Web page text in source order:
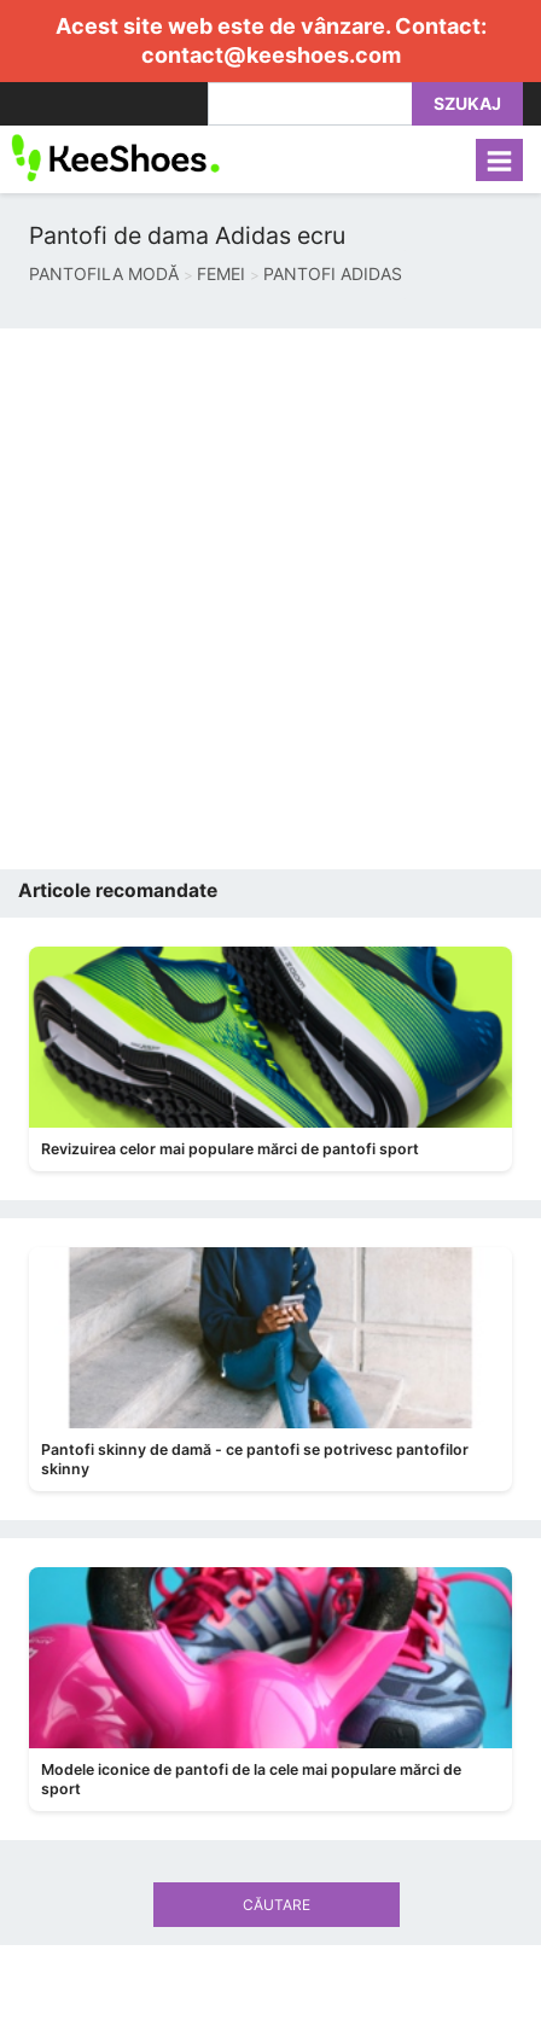
Acest site web este de vânzare. Contact:
contact@keeshoes.com
SZUKAJ
Pantofi de dama Adidas ecru
PANTOFILA MODĂ FEMEI PANTOFI ADIDAS
Articole recomandate
Revizuirea celor mai populare mărci de pantofi sport
Pantofi skinny de damă - ce pantofi se potrivesc pantofilor
skinny
Modele iconice de pantofi de la cele mai populare mărci de
sport
CĂUTARE